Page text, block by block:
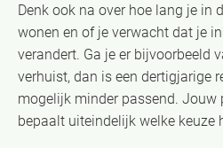
Denk ook na over hoe lang je in
wonen en of je verwacht dat je
verandert. Ga je er bijvoorbeeld
verhuist, dan is een dertigjarige
mogelijk minder passend. Jouw
bepaalt uiteindelijk welke keuze